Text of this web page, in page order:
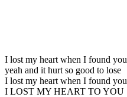
I lost my heart when I found you
yeah and it hurt so good to lose
I lost my heart when I found you
I LOST MY HEART TO YOU